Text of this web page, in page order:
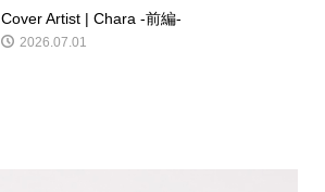
Cover Artist | Chara -前編-
2026.07.01